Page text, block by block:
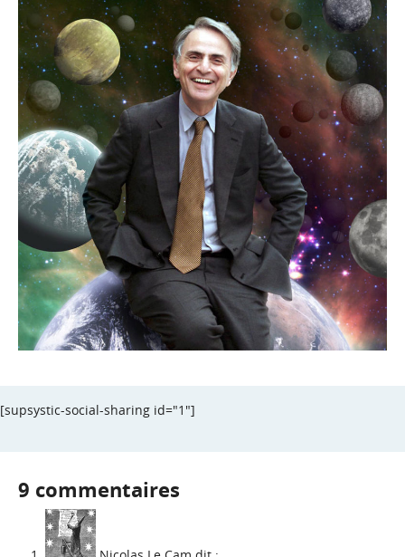
[supsystic-social-sharing id="1"]
9 commentaires